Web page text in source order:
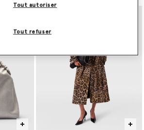
Tout refuser
Tout autoriser